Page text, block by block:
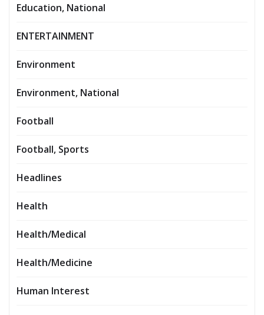
Education, National
ENTERTAINMENT
Environment
Environment, National
Football
Football, Sports
Headlines
Health
Health/Medical
Health/Medicine
Human Interest